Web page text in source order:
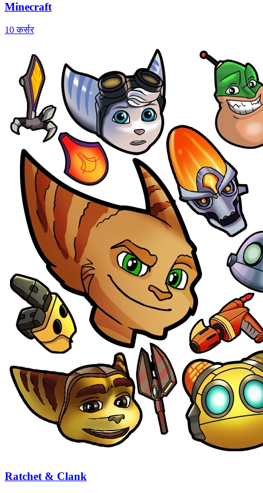
Minecraft
10 कर्सर
Ratchet & Clank